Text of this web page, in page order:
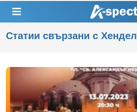
Статии свързани с Хендел